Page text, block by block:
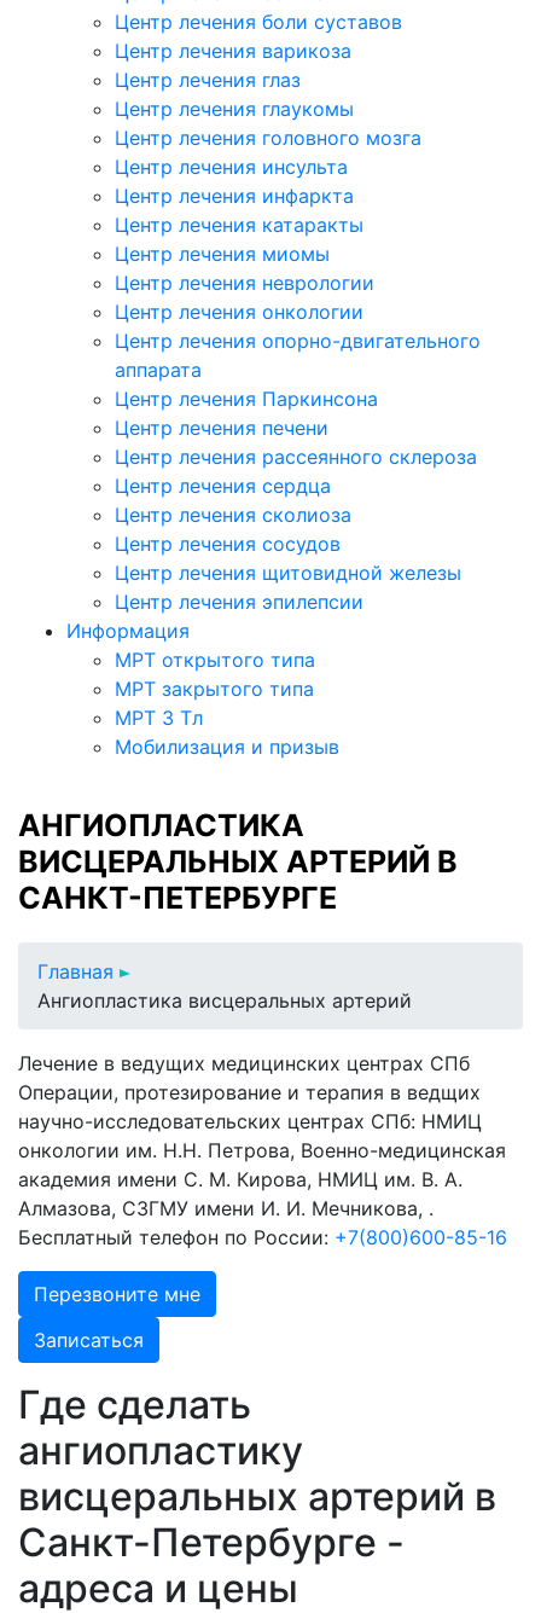
Центр лечения боли суставов
Центр лечения варикоза
Центр лечения глаз
Центр лечения глаукомы
Центр лечения головного мозга
Центр лечения инсульта
Центр лечения инфаркта
Центр лечения катаракты
Центр лечения миомы
Центр лечения неврологии
Центр лечения онкологии
Центр лечения опорно-двигательного
аппарата
Центр лечения Паркинсона
Центр лечения печени
Центр лечения рассеянного склероза
Центр лечения сердца
Центр лечения сколиоза
Центр лечения сосудов
Центр лечения щитовидной железы
Центр лечения эпилепсии
Информация
МРТ открытого типа
МРТ закрытого типа
МРТ 3 Тл
Мобилизация и призыв
АНГИОПЛАСТИКА
ВИСЦЕРАЛЬНЫХ АРТЕРИЙ В
САНКТ-ПЕТЕРБУРГЕ
Главная
Ангиопластика висцеральных артерий
Лечение в ведущих медицинских центрах СПб
Операции, протезирование и терапия в ведщих
научно-исследовательских центрах СПб: НМИЦ
онкологии им. Н.Н. Петрова, Военно-медицинская
академия имени С. М. Кирова, НМИЦ им. В. А.
Алмазова, СЗГМУ имени И. И. Мечникова, .
Бесплатный телефон по России: +7(800)600-85-16
Перезвоните мне
Записаться
Где сделать
ангиопластику
висцеральных артерий в
Санкт-Петербурге -
адреса и цены